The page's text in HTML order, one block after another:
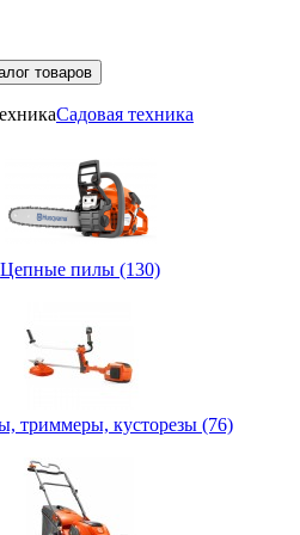
товаров
Садовая техника
Цепные пилы (130)
триммеры, кусторезы (76)